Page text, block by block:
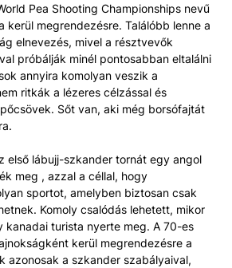
Pea Shooting Championships nevű
kerül megrendezésre. Találóbb lenne a
elnevezés, mivel a résztvevők
próbálják minél pontosabban eltalálni
annyira komolyan veszik a
ritkák a lézeres célzással és
Sőt van, aki még borsófajtát
első lábujj-szkander tornát egy angol
meg , azzal a céllal, hogy
sportot, amelyben biztosan csak
Komoly csalódás lehetett, mikor
kanadai turista nyerte meg. A 70-es
kerül megrendezésre a
azonosak a szkander szabályaival,